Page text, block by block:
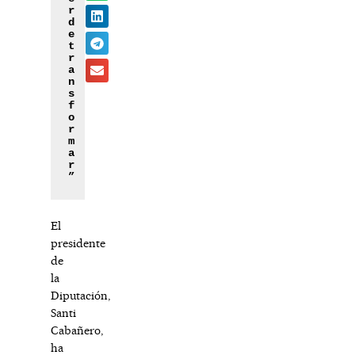
r
d
e
t
r
a
n
s
f
o
r
m
a
r
”
El
presidente
de
la
Diputación,
Santi
Cabañero,
ha